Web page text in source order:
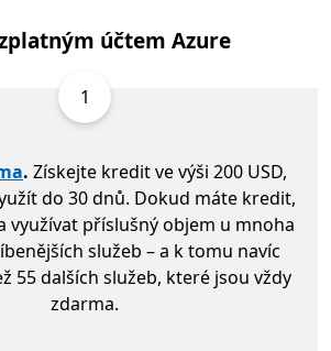
účtem Azure
1
. Získejte kredit ve výši 200 USD,
do 30 dnů. Dokud máte kredit,
využívat příslušný objem u mnoha
služeb – a k tomu navíc
55 dalších služeb, které jsou vždy
zdarma.